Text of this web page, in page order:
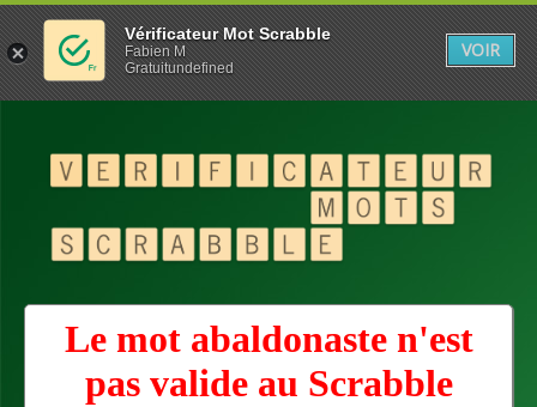
Le mot abaldonaste n'est
pas valide au Scrabble
Vérificateur Mot Scrabble
Fabien M
Gratuitundefined
VOIR